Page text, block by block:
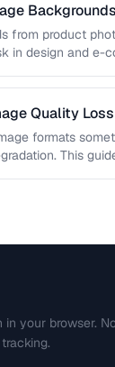
from product
in design and e-
Quality
formats
This
your browser.